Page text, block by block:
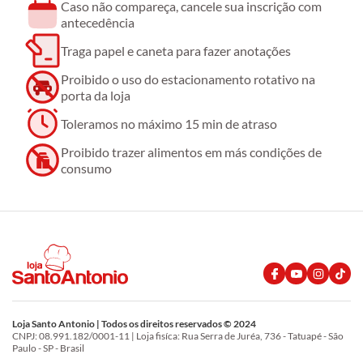
Caso não compareça, cancele sua inscrição com
antecedência
Traga papel e caneta para fazer anotações
Proibido o uso do estacionamento rotativo na
porta da loja
Toleramos no máximo 15 min de atraso
Proibido trazer alimentos em más condições de
consumo
Loja Santo Antonio | Todos os direitos reservados © 2024
CNPJ: 08.991.182/0001-11 | Loja fisíca: Rua Serra de Juréa, 736 - Tatuapé - São
Paulo - SP - Brasil